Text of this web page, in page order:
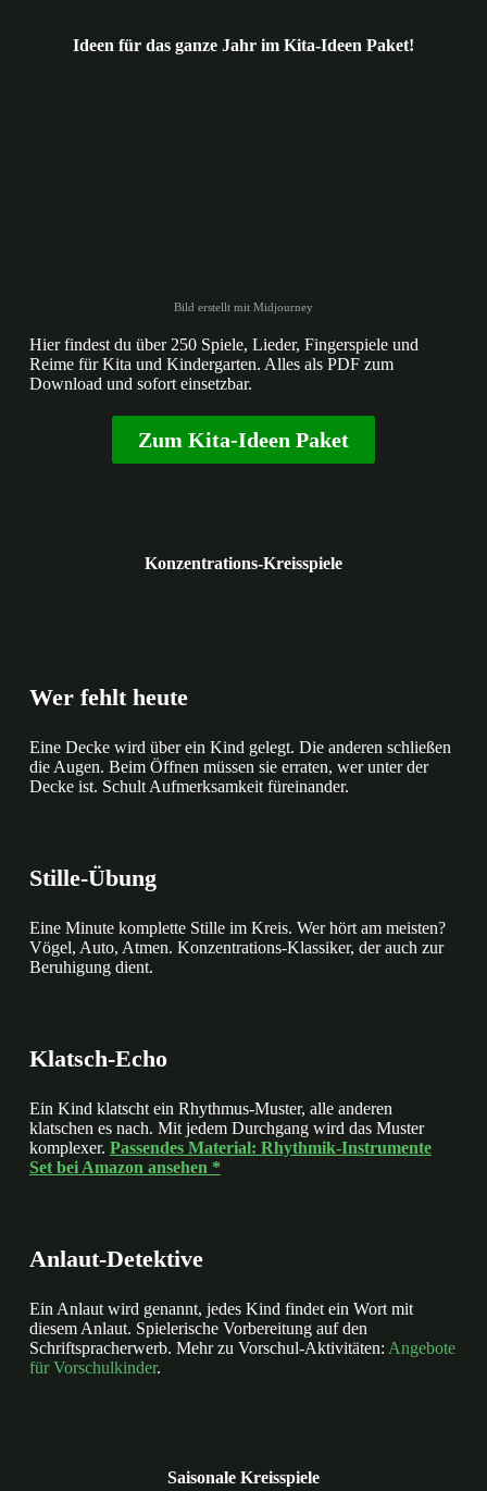
Ideen für das ganze Jahr im Kita-Ideen Paket!
Bild erstellt mit Midjourney
Hier findest du über 250 Spiele, Lieder, Fingerspiele und
Reime für Kita und Kindergarten. Alles als PDF zum
Download und sofort einsetzbar.
Zum Kita-Ideen Paket
Konzentrations-Kreisspiele
Wer fehlt heute
Eine Decke wird über ein Kind gelegt. Die anderen schließen
die Augen. Beim Öffnen müssen sie erraten, wer unter der
Decke ist. Schult Aufmerksamkeit füreinander.
Stille-Übung
Eine Minute komplette Stille im Kreis. Wer hört am meisten?
Vögel, Auto, Atmen. Konzentrations-Klassiker, der auch zur
Beruhigung dient.
Klatsch-Echo
Ein Kind klatscht ein Rhythmus-Muster, alle anderen
klatschen es nach. Mit jedem Durchgang wird das Muster
komplexer. Passendes Material: Rhythmik-Instrumente
Set bei Amazon ansehen *
Anlaut-Detektive
Ein Anlaut wird genannt, jedes Kind findet ein Wort mit
diesem Anlaut. Spielerische Vorbereitung auf den
Schriftspracherwerb. Mehr zu Vorschul-Aktivitäten: Angebote
für Vorschulkinder.
Saisonale Kreisspiele